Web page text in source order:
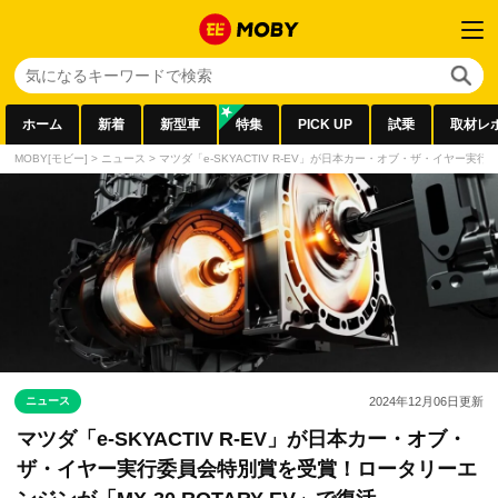
ホーム 新着 新型車 特集 PICK UP 試乗 取材レ
MOBY[モビー] > ニュース > マツダ「e-SKYACTIV R-EV」が日本カー・オブ・ザ・イヤー実行
ニュース 2024年12月06日更新
マツダ「e-SKYACTIV R-EV」が日本カー・オブ・
ザ・イヤー実行委員会特別賞を受賞！ロータリーエ